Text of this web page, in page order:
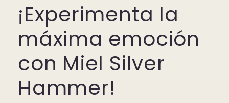
¡Experimenta la
máxima emoción
con Miel Silver
Hammer!